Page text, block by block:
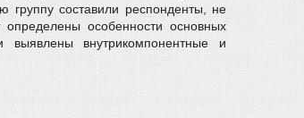
группу составили респонденты, не
особенности основных
выявлены внутрикомпонентные и